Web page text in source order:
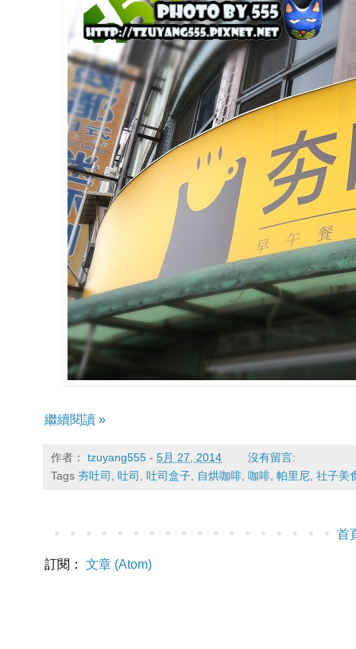
繼續閱讀 »
作者： tzuyang555 - 5月 27, 2014
沒有留言:
Tags 夯吐司 吐司 吐司盒子 自烘咖啡 咖啡 帕里尼 社子美
首
訂閱： 文章 (Atom)